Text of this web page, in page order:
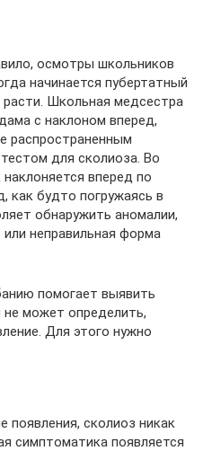
осмотры школьников
начинается пубертатный
расти. Школьная медсестра
с наклоном вперед,
распространенным
для сколиоза. Во
вперед по
как будто погружаясь в
обнаружить аномалии,
неправильная форма
помогает выявить
не может определить,
Для этого нужно
появления, сколиоз никак
симптоматика появляется